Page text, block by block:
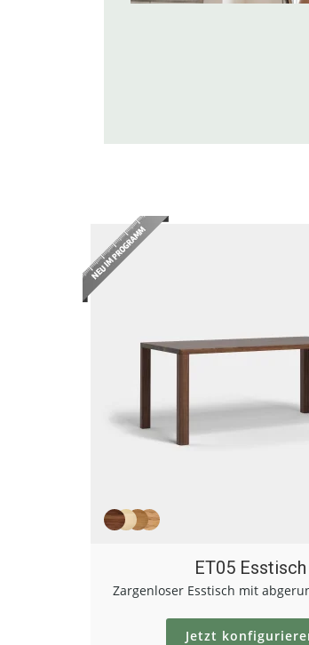
ET05 Esstisch
Zargenloser Esstisch mit
Jetzt